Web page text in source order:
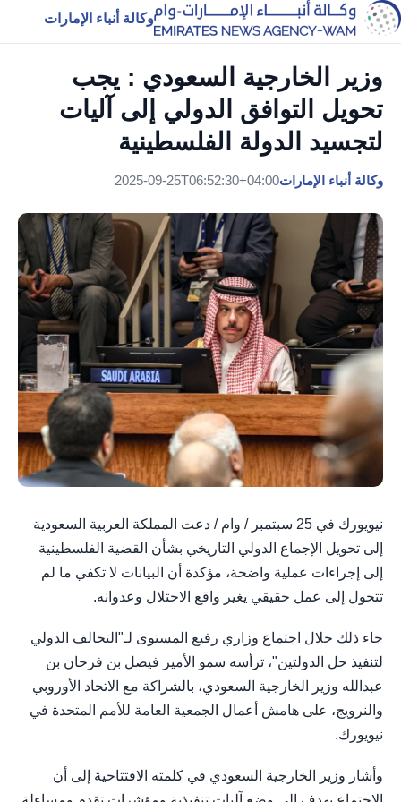
وكالة أنباء الإمارات
وزير الخارجية السعودي : يجب
تحويل التوافق الدولي إلى آليات
لتجسيد الدولة الفلسطينية
وكالة أنباء الإمارات2025-09-25T06:52:30+04:00
نيويورك في 25 سبتمبر / وام / دعت المملكة العربية السعودية
إلى تحويل الإجماع الدولي التاريخي بشأن القضية الفلسطينية
إلى إجراءات عملية واضحة، مؤكدة أن البيانات لا تكفي ما لم
تتحول إلى عمل حقيقي يغير واقع الاحتلال وعدوانه.
جاء ذلك خلال اجتماع وزاري رفيع المستوى لـ"التحالف الدولي
لتنفيذ حل الدولتين"، ترأسه سمو الأمير فيصل بن فرحان بن
عبدالله وزير الخارجية السعودي، بالشراكة مع الاتحاد الأوروبي
والنرويج، على هامش أعمال الجمعية العامة للأمم المتحدة في
نيويورك.
وأشار وزير الخارجية السعودي في كلمته الافتتاحية إلى أن